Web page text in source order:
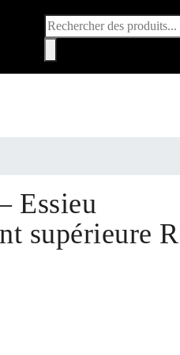
Recherche
de
produits
Essieu
supérieure